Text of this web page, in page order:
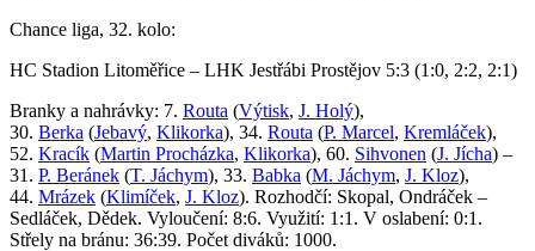
Chance liga, 32. kolo:
HC Stadion Litoměřice – LHK Jestřábi Prostějov 5:3 (1:0, 2:2, 2:1)
Branky a nahrávky: 7. Routa (Výtisk, J. Holý),
30. Berka (Jebavý, Klikorka), 34. Routa (P. Marcel, Kremláček),
52. Kracík (Martin Procházka, Klikorka), 60. Sihvonen (J. Jícha) –
31. P. Beránek (T. Jáchym), 33. Babka (M. Jáchym, J. Kloz),
44. Mrázek (Klimíček, J. Kloz). Rozhodčí: Skopal, Ondráček –
Sedláček, Dědek. Vyloučení: 8:6. Využití: 1:1. V oslabení: 0:1.
Střely na bránu: 36:39. Počet diváků: 1000.